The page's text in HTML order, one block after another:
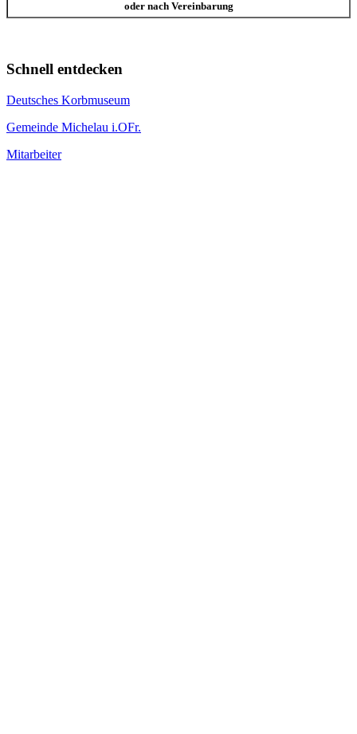
oder nach Vereinbarung
Schnell entdecken
Deutsches Korbmuseum
Gemeinde Michelau i.OFr.
Mitarbeiter